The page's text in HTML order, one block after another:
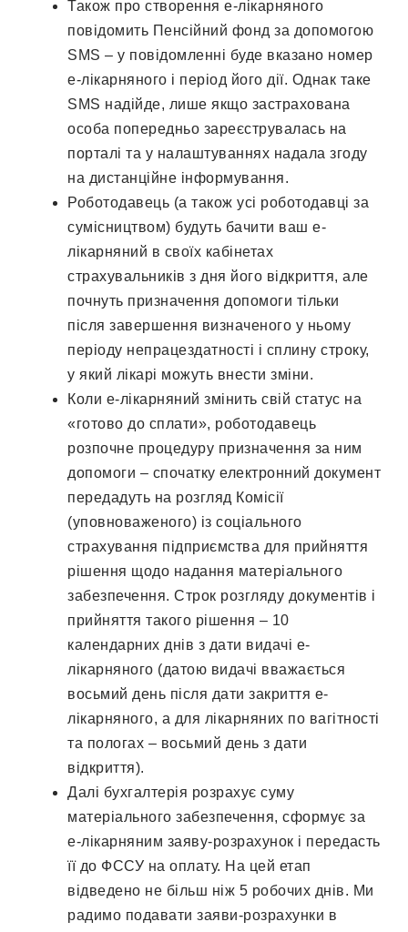
Також про створення е-лікарняного
повідомить Пенсійний фонд за допомогою
SMS – у повідомленні буде вказано номер
е-лікарняного і період його дії. Однак таке
SMS надійде, лише якщо застрахована
особа попередньо зареєструвалась на
порталі та у налаштуваннях надала згоду
на дистанційне інформування.
Роботодавець (а також усі роботодавці за
сумісництвом) будуть бачити ваш е-
лікарняний в своїх кабінетах
страхувальників з дня його відкриття, але
почнуть призначення допомоги тільки
після завершення визначеного у ньому
періоду непрацездатності і сплину строку,
у який лікарі можуть внести зміни.
Коли е-лікарняний змінить свій статус на
«готово до сплати», роботодавець
розпочне процедуру призначення за ним
допомоги – спочатку електронний документ
передадуть на розгляд Комісії
(уповноваженого) із соціального
страхування підприємства для прийняття
рішення щодо надання матеріального
забезпечення. Строк розгляду документів і
прийняття такого рішення – 10
календарних днів з дати видачі е-
лікарняного (датою видачі вважається
восьмий день після дати закриття е-
лікарняного, а для лікарняних по вагітності
та пологах – восьмий день з дати
відкриття).
Далі бухгалтерія розрахує суму
матеріального забезпечення, сформує за
е-лікарняним заяву-розрахунок і передасть
її до ФССУ на оплату. На цей етап
відведено не більш ніж 5 робочих днів. Ми
радимо подавати заяви-розрахунки в